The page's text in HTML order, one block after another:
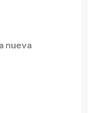
nueva